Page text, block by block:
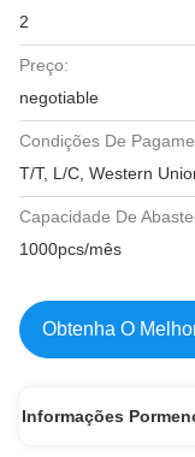
2
Preço:
negotiable
Condições De
T/T, L/C, Western
Capacidade De
1000pcs/mês
Obtenha O
Informações